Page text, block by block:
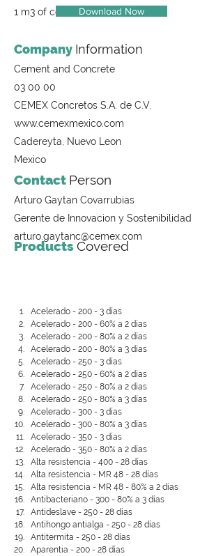
1 m3 of concreteDownload Now
Company Information
Cement and Concrete
03 00 00
CEMEX Concretos S.A. de C.V.
www.cemexmexico.com
Cadereyta, Nuevo Leon
Mexico
Contact Person
Arturo Gaytan Covarrubias
Gerente de Innovacion y Sostenibilidad
arturo.gaytanc@cemex.com
ProductsCovered
Acelerado - 200 - 3 días
Acelerado - 200 - 60% a 2 días
Acelerado - 200 - 80% a 2 días
Acelerado - 200 - 80% a 3 días
Acelerado - 250 - 3 días
Acelerado - 250 - 60% a 2 días
Acelerado - 250 - 80% a 2 días
Acelerado - 250 - 80% a 3 días
Acelerado - 300 - 3 días
Acelerado - 300 - 80% a 3 días
Acelerado - 350 - 3 días
Acelerado - 350 - 80% a 2 días
Alta resistencia - 400 - 28 días
Alta resistencia - MR 48 - 28 días
Alta resistencia - MR 48 - 80% a 2 días
Antibacteriano - 300 - 80% a 3 días
Antideslave - 250 - 28 días
Antihongo antialga - 250 - 28 días
Antitermita - 250 - 28 días
Aparentia - 200 - 28 días